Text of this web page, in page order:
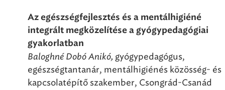
Az egészségfejlesztés és a mentálhigiéné
integrált megközelítése a gyógypedagógiai
gyakorlatban
Baloghné Dobó Anikó, gyógypedagógus,
egészségtantanár, mentálhigiénés közösség- és
kapcsolatépítő szakember, Csongrád-Csanád